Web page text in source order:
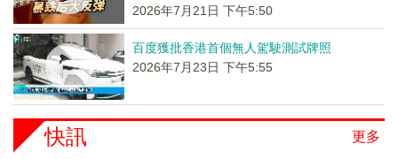
2026年7月21日 下午5:50
百度獲批香港首個無人駕駛測試牌照
2026年7月23日 下午5:55
更多
快訊